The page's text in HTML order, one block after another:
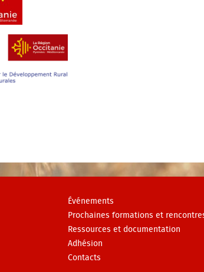
Événements
Prochaines formations et
Ressources et documentation
Adhésion
Contacts